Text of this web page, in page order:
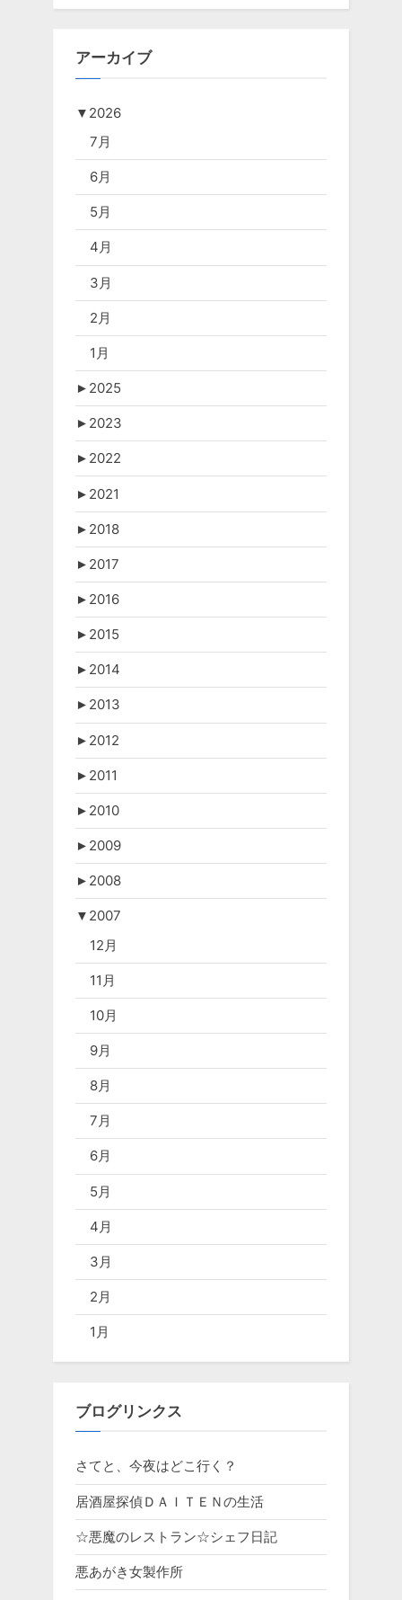
アーカイブ
▼ 2026
7月
6月
5月
4月
3月
2月
1月
► 2025
► 2023
► 2022
► 2021
► 2018
► 2017
► 2016
► 2015
► 2014
► 2013
► 2012
► 2011
► 2010
► 2009
► 2008
▼ 2007
12月
11月
10月
9月
8月
7月
6月
5月
4月
3月
2月
1月
ブログリンクス
さてと、今夜はどこ行く？
居酒屋探偵ＤＡＩＴＥＮの生活
☆悪魔のレストラン☆シェフ日記
悪あがき女製作所